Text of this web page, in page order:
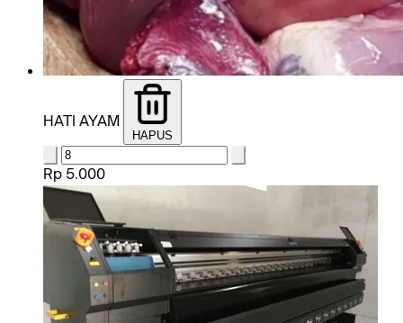
HATI AYAM
HAPUS
Rp 5.000